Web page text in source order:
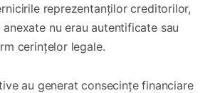
reprezentanților creditorilor,
nu erau autentificate sau
cerințelor legale.
au generat consecințe financiare